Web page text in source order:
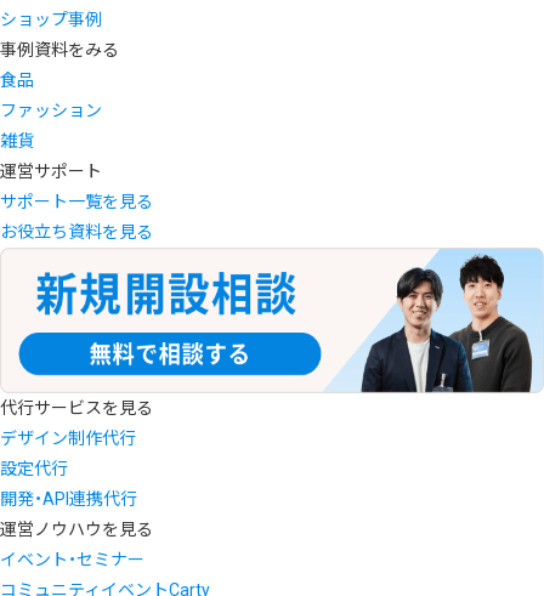
ショップ事例
事例資料をみる
食品
ファッション
雑貨
運営サポート
サポート一覧を見る
お役立ち資料を見る
代行サービスを見る
デザイン制作代行
設定代行
開発・API連携代行
運営ノウハウを見る
イベント・セミナー
コミュニティイベントCarty